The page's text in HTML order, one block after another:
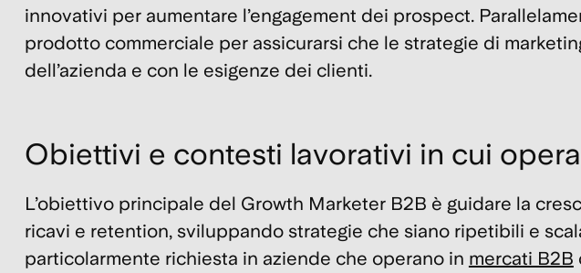
innovativi per aumentare l’engagement dei prospect.
prodotto commerciale per assicurarsi che le strategie di
dell’azienda e con le esigenze dei clienti.
Obiettivi e contesti lavorativi in cui opera
L’obiettivo principale del Growth Marketer B2B è guidare la
ricavi e retention, sviluppando strategie che siano ripetibili e
particolarmente richiesta in aziende che operano in mercati B2B